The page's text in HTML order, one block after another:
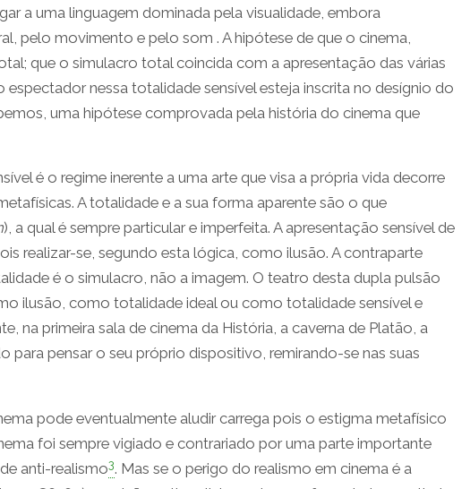
a uma linguagem dominada pela visualidade, embora
pelo movimento e pelo som . A hipótese de que o cinema,
que o simulacro total coincida com a apresentação das várias
espectador nessa totalidade sensível esteja inscrita no desígnio do
uma hipótese comprovada pela história do cinema que
é o regime inerente a uma arte que visa a própria vida decorre
A totalidade e a sua forma aparente são o que
), a qual é sempre particular e imperfeita. A apresentação sensível de
realizar-se, segundo esta lógica, como ilusão. A contraparte
é o simulacro, não a imagem. O teatro desta dupla pulsão
ilusão, como totalidade ideal ou como totalidade sensível e
na primeira sala de cinema da História, a caverna de Platão, a
para pensar o seu próprio dispositivo, remirando-se nas suas
pode eventualmente aludir carrega pois o estigma metafísico
foi sempre vigiado e contrariado por uma parte importante
anti-realismo3. Mas se o perigo do realismo em cinema é a